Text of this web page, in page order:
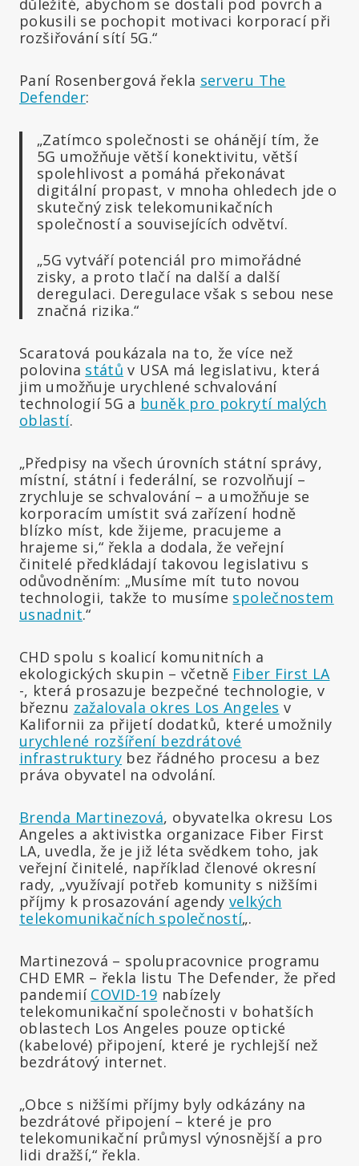
důležité, abychom se dostali pod povrch a
pokusili se pochopit motivaci korporací při
rozšiřování sítí 5G.“
Paní Rosenbergová řekla serveru The
Defender:
„Zatímco společnosti se ohánějí tím, že
5G umožňuje větší konektivitu, větší
spolehlivost a pomáhá překonávat
digitální propast, v mnoha ohledech jde o
skutečný zisk telekomunikačních
společností a souvisejících odvětví.
„5G vytváří potenciál pro mimořádné
zisky, a proto tlačí na další a další
deregulaci. Deregulace však s sebou nese
značná rizika.“
Scaratová poukázala na to, že více než
polovina států v USA má legislativu, která
jim umožňuje urychlené schvalování
technologií 5G a buněk pro pokrytí malých
oblastí.
„Předpisy na všech úrovních státní správy,
místní, státní i federální, se rozvolňují –
zrychluje se schvalování – a umožňuje se
korporacím umístit svá zařízení hodně
blízko míst, kde žijeme, pracujeme a
hrajeme si,“ řekla a dodala, že veřejní
činitelé předkládají takovou legislativu s
odůvodněním: „Musíme mít tuto novou
technologii, takže to musíme společnostem
usnadnit.“
CHD spolu s koalicí komunitních a
ekologických skupin – včetně Fiber First LA
-, která prosazuje bezpečné technologie, v
březnu zažalovala okres Los Angeles v
Kalifornii za přijetí dodatků, které umožnily
urychlené rozšíření bezdrátové
infrastruktury bez řádného procesu a bez
práva obyvatel na odvolání.
Brenda Martinezová, obyvatelka okresu Los
Angeles a aktivistka organizace Fiber First
LA, uvedla, že je již léta svědkem toho, jak
veřejní činitelé, například členové okresní
rady, „využívají potřeb komunity s nižšími
příjmy k prosazování agendyvelkých
telekomunikačních společností„.
Martinezová – spolupracovnice programu
CHD EMR – řekla listu The Defender, že před
pandemií COVID-19 nabízely
telekomunikační společnosti v bohatších
oblastech Los Angeles pouze optické
(kabelové) připojení, které je rychlejší než
bezdrátový internet.
„Obce s nižšími příjmy byly odkázány na
bezdrátové připojení – které je pro
telekomunikační průmysl výnosnější a pro
lidi dražší,“ řekla.